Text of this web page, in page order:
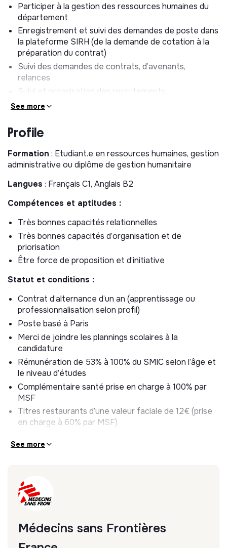
Participer à la gestion des ressources humaines du
département
Enregistrement et suivi des demandes de poste dans
la plateforme SIRH (de la demande de cotation à la
préparation du contrat)
Suivi des demandes de contrats, d’avenants,
relances
Suivi et organisation des recrutements
Participer à la diffusion des politiques RH au sein du
Participer à l’organisation de la campagne des
entretiens annuels
Suivi des absences des équipes dans la plateforme
SIRH
Répondre aux demandes RH non complexes des
salariés
Participer à l’accueil des nouveaux salariés :
informatiques, badges d’accès....
Support à la gestion des notes de frais, des perdiems
Support à l’organisation des déplacements des
équipe (billets d’avion ou de train, hébergement,
perdiems..)
Documentation et gestion de l'information :
Veiller à l’archivage de la documentation dans les
espaces dédiés sur Sharepoint
Collaborer avec les membres du département pour
assurer une gestion qualité de l’information et veiller
à ce que les informations soient accessibles à ceux
qui en ont besoin.
Relecture de contenus internes, mise en page et
traduction.
See more
Profile
Formation : Etudiant.e en ressources humaines, gestion
administrative ou diplôme de gestion humanitaire
Langues : Français C1, Anglais B2
Compétences et aptitudes :
Très bonnes capacités relationnelles
Très bonnes capacités d’organisation et de
priorisation
Être force de proposition et d’initiative
Statut et conditions :
Contrat d’alternance d’un an (apprentissage ou
professionnalisation selon profil)
Poste basé à Paris
Merci de joindre les plannings scolaires à la
candidature
Rémunération de 53% à 100% du SMIC selon l’âge et
le niveau d’études
Complémentaire santé prise en charge à 100% par
MSF
Titres restaurants d’une valeur faciale de 12€ (prise
en charge à 60% par MSF)
en commun (hebdomadaire, mensuel ou annuel) ou
Poste à pourvoir :
Date limite de dépôt de candidatures :
See more
Médecins sans Frontières